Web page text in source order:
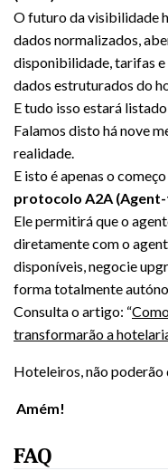
O futuro da visibilidade
dados normalizados,
disponibilidade, tarifas
dados estruturados do
E tudo isso estará
Falamos disto há nove
realidade.
E isto é apenas o
protocolo A2A
Ele permitirá que o
diretamente com o
disponíveis, negocie
forma totalmente
Consulta o artigo: “
transformarão a
Hoteleiros, não
Amém!
FAQ